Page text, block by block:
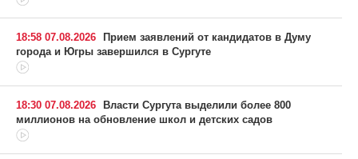
18:58 07.08.2026
Прием заявлений от кандидатов в Думу
города и Югры завершился в Сургуте
18:30 07.08.2026
Власти Сургута выделили более 800
миллионов на обновление школ и детских садов